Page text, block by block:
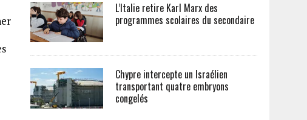
L’Italie retire Karl Marx des
programmes scolaires du secondaire
Chypre intercepte un Israélien
transportant quatre embryons
congelés